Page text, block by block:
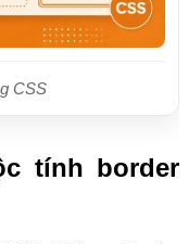
CSS
tính border